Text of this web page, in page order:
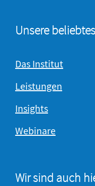
Unsere
Das Institut
Leistungen
Insights
Webinare
Wir sind auch